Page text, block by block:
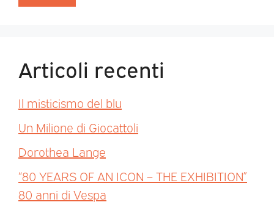
Articoli recenti
Il misticismo del blu
Un Milione di Giocattoli
Dorothea Lange
“80 YEARS OF AN ICON – THE EXHIBITION”
80 anni di Vespa